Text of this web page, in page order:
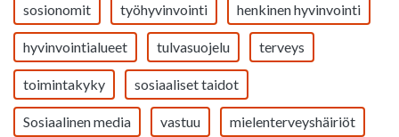
sosionomit työhyvinvointi henkinen hyvinvointi
hyvinvointialueet tulvasuojelu terveys
toimintakyky sosiaaliset taidot
Sosiaalinen media vastuu mielenterveyshäiriöt